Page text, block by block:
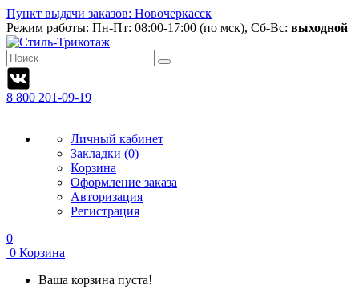
Пункт выдачи заказов: Новочеркасск
Режим работы: Пн-Пт: 08:00-17:00 (по мск), Сб-Вс: выходной
8 800 201-09-19
Личный кабинет
Закладки (0)
Корзина
Оформление заказа
Авторизация
Регистрация
0
0 Корзина
Ваша корзина пуста!